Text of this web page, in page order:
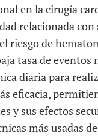
en la cirugía
relacionada
riesgo de
tasa de
diaria para
eficacia,
y sus efectos
más usadas